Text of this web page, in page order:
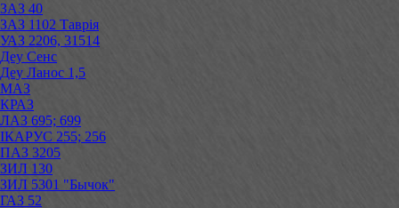
ЗАЗ 40
ЗАЗ 1102 Таврія
УАЗ 2206, 31514
Деу Сенс
Деу Ланос 1,5
МАЗ
КРАЗ
ЛАЗ 695; 699
ІКАРУС 255; 256
ПАЗ 3205
ЗИЛ 130
ЗИЛ 5301 "Бычок"
ГАЗ 52